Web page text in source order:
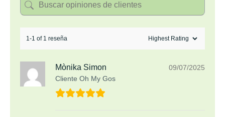
1-1 of 1 reseña
Mònika Simon
Cliente Oh My Gos
09/07/2025